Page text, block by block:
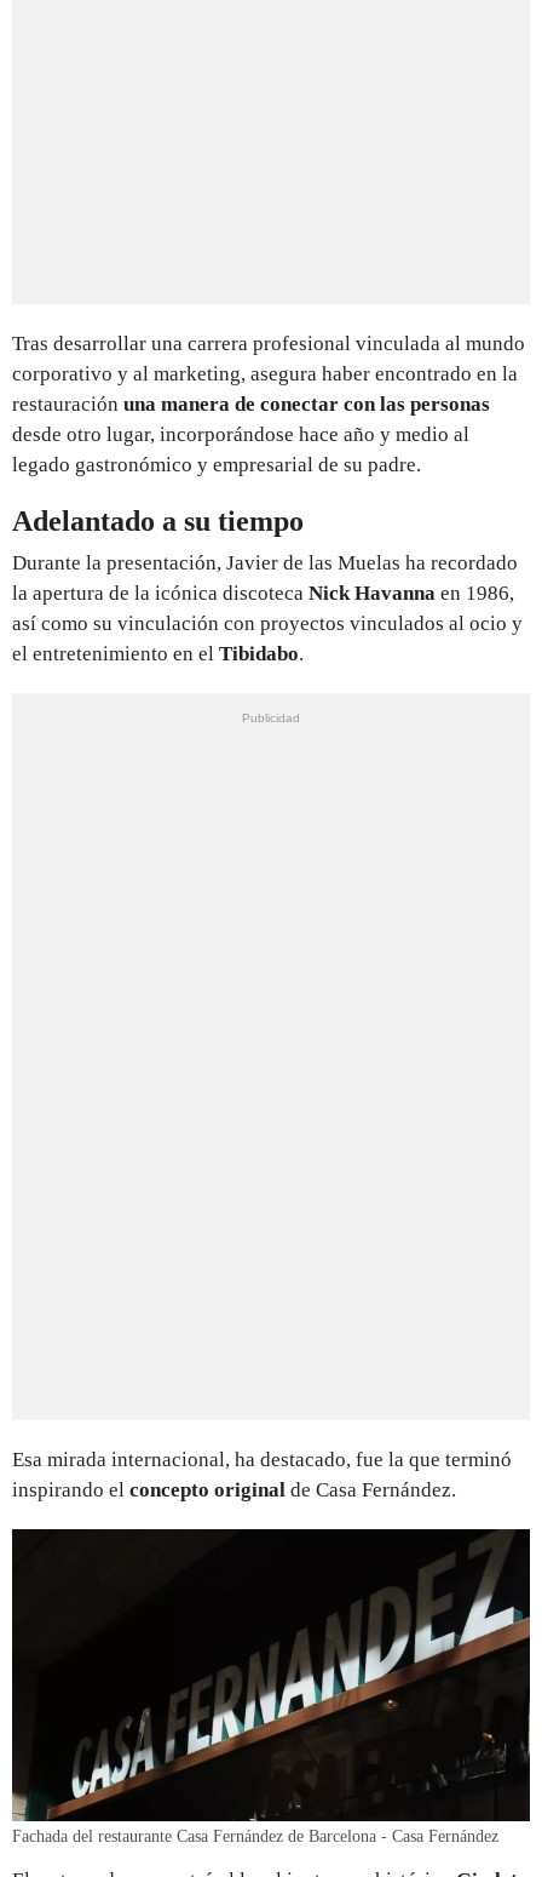
Tras desarrollar una carrera profesional vinculada al mundo
corporativo y al marketing, asegura haber encontrado en la
restauración una manera de conectar con las personas
desde otro lugar, incorporándose hace año y medio al
legado gastronómico y empresarial de su padre.
Adelantado a su tiempo
Durante la presentación, Javier de las Muelas ha recordado
la apertura de la icónica discoteca Nick Havanna en 1986,
así como su vinculación con proyectos vinculados al ocio y
el entretenimiento en el Tibidabo.
Esa mirada internacional, ha destacado, fue la que terminó
inspirando el concepto original de Casa Fernández.
Fachada del restaurante Casa Fernández de Barcelona - Casa Fernández